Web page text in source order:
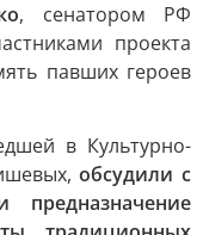
, сенатором РФ
проекта
павших героев
в Культурно-
обсудили с